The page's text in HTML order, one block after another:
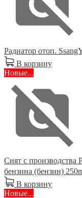
Радиатор отоп.
В корзину
Новые...
Снят с
бензина (бензин)
В корзину
Новые...